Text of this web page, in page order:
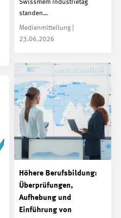
Swissmem Industrietag
standen…
Medienmitteilung |
23.06.2026
Höhere Berufsbildung:
Überprüfungen,
Aufhebung und
Einführung von